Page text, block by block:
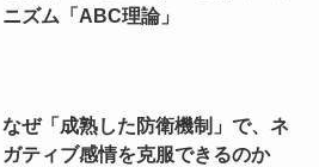
ニズム「ABC理論」
なぜ「成熟した防衛機制」で、ネ
ガティブ感情を克服できるのか